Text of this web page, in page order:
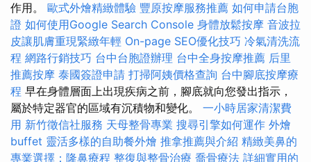
作用。 歐式外燴精緻體驗 豐原按摩服務推薦 如何申請台胞
證 如何使用Google Search Console 身體放鬆按摩 音波拉
皮讓肌膚重現緊緻年輕 On-page SEO優化技巧 冷氣清洗流
程 網路行銷技巧 台中台胞證辦理 台中全身按摩推薦 后里
推薦按摩 泰國簽證申請 打掃阿姨價格查詢 台中腳底按摩療
程 早在身體層面上出現疾病之前，腳底就向您發出指示，
屬於特定器官的區域有沉積物和變化。 一小時居家清潔費
用 新竹徵信社服務 天母整骨專業 搜尋引擎如何運作 外燴
buffet 靈活多樣的自助餐外燴 推拿推薦與介紹 精緻美鼻的
專業選擇：隆鼻療程 整復與整骨治療 喬骨療法 詳細實用的